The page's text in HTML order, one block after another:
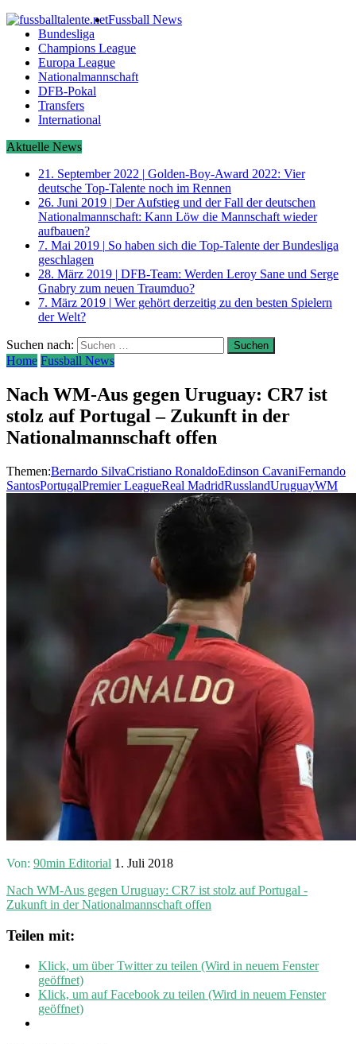
Fussball News
Bundesliga
Champions League
Europa League
Nationalmannschaft
DFB-Pokal
Transfers
International
Aktuelle News
21. September 2022 | Golden-Boy-Award 2022: Vier
deutsche Top-Talente noch im Rennen
26. Juni 2019 | Der Aufstieg und der Fall der deutschen
Nationalmannschaft: Kann Löw die Mannschaft wieder
aufbauen?
7. Mai 2019 | So haben sich die Top-Talente der Bundesliga
geschlagen
28. März 2019 | DFB-Team: Werden Leroy Sane und Serge
Gnabry zum neuen Traumduo?
7. März 2019 | Wer gehört derzeitig zu den besten Spielern
der Welt?
Suchen nach:
Home Fussball News
Nach WM-Aus gegen Uruguay: CR7 ist
stolz auf Portugal – Zukunft in der
Nationalmannschaft offen
Themen:Bernardo SilvaCristiano RonaldoEdinson CavaniFernando
SantosPortugalPremier LeagueReal MadridRusslandUruguayWM
Von: 90min Editorial 1. Juli 2018
Nach WM-Aus gegen Uruguay: CR7 ist stolz auf Portugal -
Zukunft in der Nationalmannschaft offen
Teilen mit:
Klick, um über Twitter zu teilen (Wird in neuem Fenster
geöffnet)
Klick, um auf Facebook zu teilen (Wird in neuem Fenster
geöffnet)